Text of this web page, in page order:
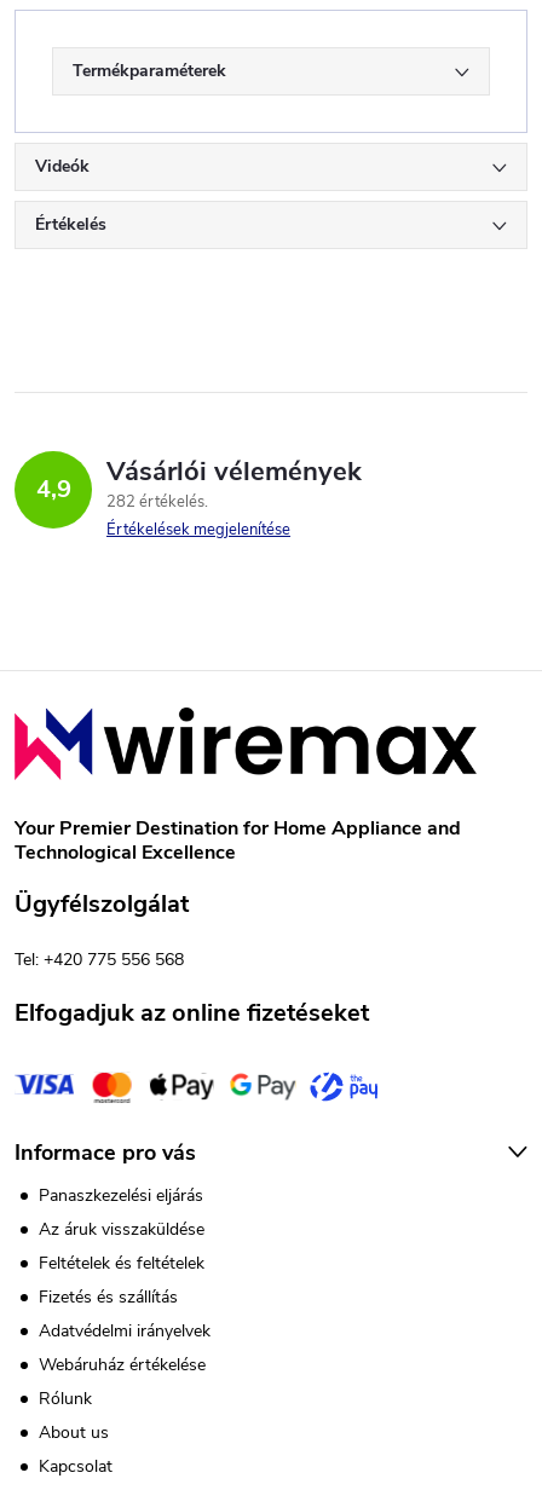
Termékparaméterek
Videók
Értékelés
4,9 Vásárlói vélemények
282 értékelés
Értékelések megjelenítése
L
á
b
é
c
Your Premier Destination for Home Appliance and
Technological Excellence
Ügyfélszolgálat
Tel: +420 775 556 568
Elfogadjuk az online fizetéseket
Informace pro vás
Panaszkezelési eljárás
Az áruk visszaküldése
Feltételek és feltételek
Fizetés és szállítás
Adatvédelmi irányelvek
Webáruház értékelése
Rólunk
About us
Kapcsolat